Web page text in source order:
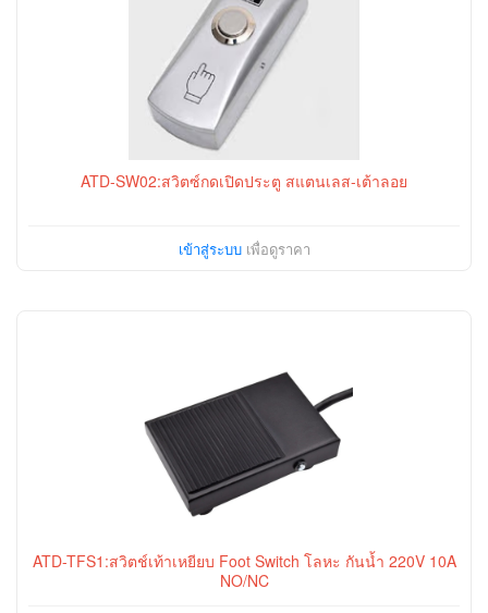
ATD-SW02:สวิตซ์กดเปิดประตู สแตนเลส-เต้าลอย
เข้าสู่ระบบเพื่อดูราคา
ATD-TFS1:สวิตช์เท้าเหยียบ Foot Switch โลหะ กันน้ำ 220V 10A
NO/NC